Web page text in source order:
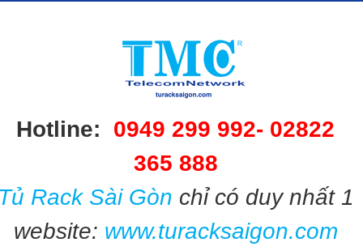
Hotline: 0949 299 992- 02822
365 888​​
Rack Sài Gòn chỉ có duy nhất 1
website: www.turacksaigon.com